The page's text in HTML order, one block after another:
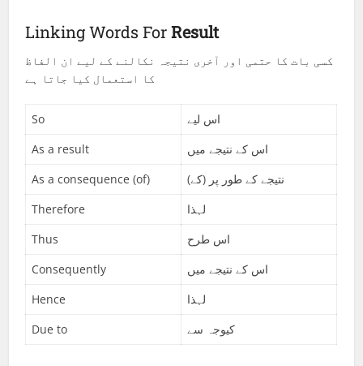
Linking Words ForResult
کسی بات کا حتمی اور آخری نتیجہ نکالنے کے لیے ان الفاظ
کا استعمال کیا جاتا ہے
So
اس لیے
As a result
اس کے نتیجے میں
As a consequence (of)
نتیجے کے طور پر (کے)
Therefore
لہذا
Thus
اس طرح
Consequently
اس کے نتیجے میں
Hence
لہذا
Due to
کیوجہ سے